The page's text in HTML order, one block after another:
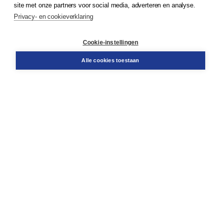
Bestellen
site met onze partners voor social media, adverteren en analyse.
Privacy- en cookieverklaring
Cookie-instellingen
Alle cookies toestaan